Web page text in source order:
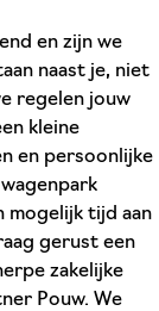
en zijn we
naast je, niet
regelen jouw
kleine
en persoonlijke
mogelijk tijd aan
gerust een
zakelijke
Pouw. We